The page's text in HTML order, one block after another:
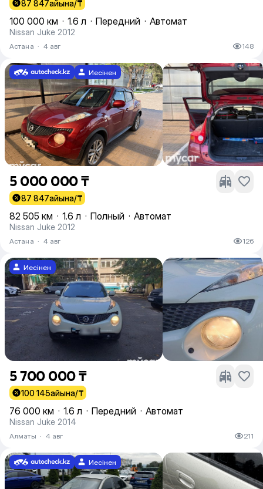
87 847айына/₸
100 000 км · 1.6 л · Передний · Автомат
Nissan Juke 2012
Астана · 4 авг 148
Иесінен
5 000 000 ₸
87 847айына/₸
82 505 км · 1.6 л · Полный · Автомат
Nissan Juke 2012
Астана · 4 авг 126
Иесінен
5 700 000 ₸
100 145айына/₸
76 000 км · 1.6 л · Передний · Автомат
Nissan Juke 2014
Алматы · 4 авг 211
Иесінен